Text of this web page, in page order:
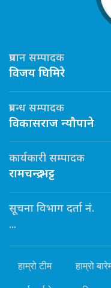
प्रधान सम्पादक
विजय घिमिरे
प्रबन्ध सम्पादक
विकासराज न्यौपाने
कार्यकारी सम्पादक
रामचन्द्र भट्ट
सूचना विभाग दर्ता नं.
...
हाम्रो टीम हाम्रो